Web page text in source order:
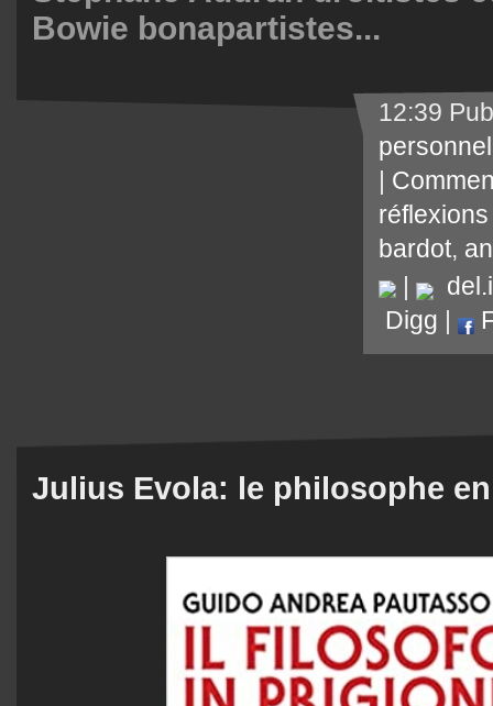
Bowie bonapartistes...
12:39
|
bardot,
|
Digg |
Julius Evola: le philosophe